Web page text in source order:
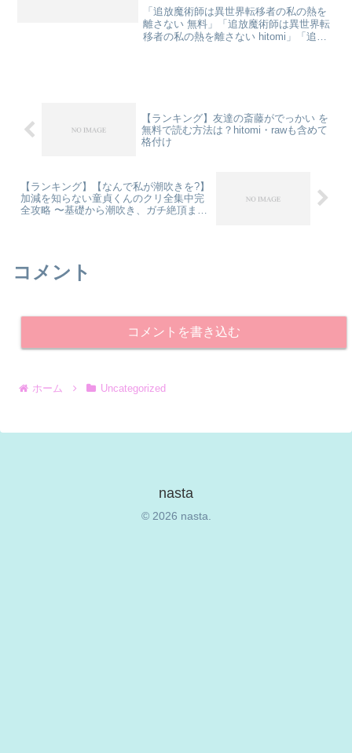
も含めて格付け
「追放魔術師は異世界転移者の私の熱を
離さない 無料」「追放魔術師は異世界転
移者の私の熱を離さない hitomi」「追放
【ランキング】友達の斎藤がでっかい を
無料で読む方法は？hitomi・rawも含めて
格付け
【ランキング】【なんで私が潮吹きを?】
加減を知らない童貞くんのクリ全集中完
全攻略 〜基礎から潮吹き、ガチ絶頂ま
コメント
コメントを書き込む
ホーム Uncategorized
nasta
© 2026 nasta.